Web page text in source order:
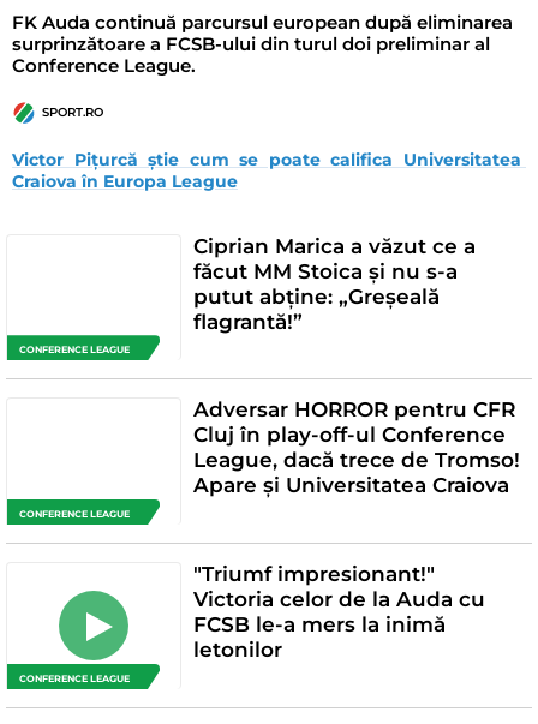
FK Auda continuă parcursul european după eliminarea
surprinzătoare a FCSB-ului din turul doi preliminar al
Conference League.
SPORT.RO
Victor Pițurcă știe cum se poate califica Universitatea
Craiova în Europa League
CONFERENCE LEAGUE
Ciprian Marica a văzut ce a
făcut MM Stoica și nu s-a
putut abține: „Greșeală
flagrantă!”
CONFERENCE LEAGUE
Adversar HORROR pentru CFR
Cluj în play-off-ul Conference
League, dacă trece de Tromso!
Apare și Universitatea Craiova
CONFERENCE LEAGUE
"Triumf impresionant!"
Victoria celor de la Auda cu
FCSB le-a mers la inimă
letonilor